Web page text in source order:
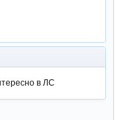
в ЛС